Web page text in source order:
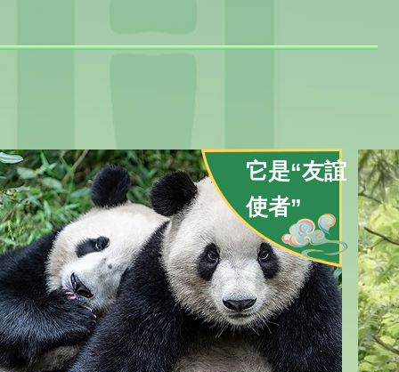
它是“友誼
使者”